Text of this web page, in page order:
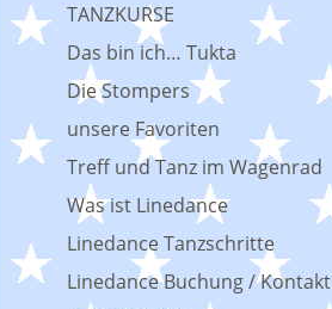
TANZKURSE
Das bin ich… Tukta
Die Stompers
unsere Favoriten
Treff und Tanz im Wagenrad
Was ist Linedance
Linedance Tanzschritte
Linedance Buchung / Kontakt